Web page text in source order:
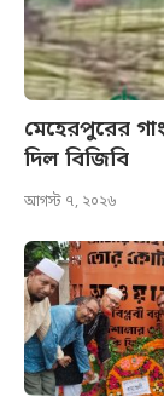
মেহেরপুরের
দিল বিজিবি
আগস্ট ৭, ২০২৬